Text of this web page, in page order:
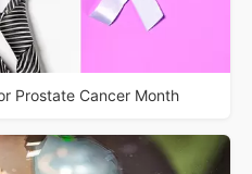
Prostate Cancer Month